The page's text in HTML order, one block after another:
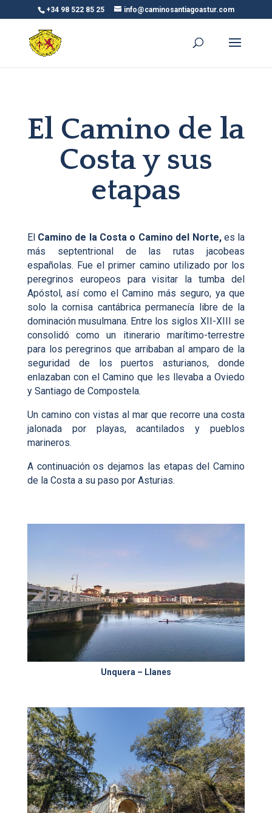
+34 98 522 85 25 info@caminosantiagoastur.com
El Camino de la
Costa y sus
etapas
El Camino de la Costa o Camino del Norte, es la
más septentrional de las rutas jacobeas
españolas. Fue el primer camino utilizado por los
peregrinos europeos para visitar la tumba del
Apóstol, así como el Camino más seguro, ya que
solo la cornisa cantábrica permanecía libre de la
dominación musulmana. Entre los siglos XII-XIII se
consolidó como un itinerario marítimo-terrestre
para los peregrinos que arribaban al amparo de la
seguridad de los puertos asturianos, donde
enlazaban con el Camino que les llevaba a Oviedo
y Santiago de Compostela.
Un camino con vistas al mar que recorre una costa
jalonada por playas, acantilados y pueblos
marineros.
A continuación os dejamos las etapas del Camino
de la Costa a su paso por Asturias.
Unquera – Llanes